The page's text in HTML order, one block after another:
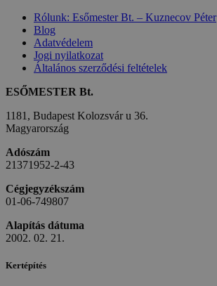
Rólunk: Esőmester Bt. – Kuznecov Péter
Blog
Adatvédelem
Jogi nyilatkozat
Általános szerződési feltételek
ESŐMESTER Bt.
1181, Budapest Kolozsvár u 36.
Magyarország
Adószám
21371952-2-43
Cégjegyzékszám
01-06-749807
Alapítás dátuma
2002. 02. 21.
Kertépítés